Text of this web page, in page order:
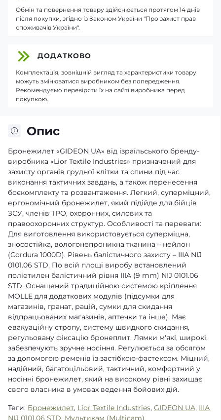
Опис
Бронежилет «GIDEON UA» від ізраїльського бренду-
виробника «Lior Textile Industries» призначений для
захисту органів грудної клітки та спини під час
виконання тактичних завдань, а також перенесення
боєкомплекту та розвантаження. Легкий, суперміцний,
ергономічний бронежилет, який підійде для бійців
ЗСУ, членів ТРО, охоронних, силових та
правоохоронних структур. Особливості та переваги:
Для виготовлення використовується суперміцна,
зносостійка, вологонепроникна тканина – нейлон
(Cordura 1000D). Рівень балістичного захисту – ІІІА NIJ
0101.06 STD. По всій площі виробу встановлений
поліетилен балістичний рівня IIIA (9 mm) NIJ 0101.06
STD. Оснащений традиційною системою кріплення
MOLLE для додаткових модулів (підсумки для
магазинів, гранат, рацій, сумки для скидання
відпрацьованих магазинів, аптечки та інше). Має
евакуаційну стропу, систему швидкого скидання,
регульовану фіксацію бронеплит. Лямки м'які, широкі,
забезпечують зручне носіння. Регулюється за обсягом
за допомогою ременів із застібкою-фастексом. Міцний,
надійний, багатоцільовий, тактичний, комфортний у
носінні бронежилет, який на високому рівні захищає
свого власника в умовах ведення бойових дій.
Теги: Бронежилет, Lior Textile Industries, GIDEON UA, ІІІА
NIJ 0101.06 STD, Мультикам (Multicam)
Обмін та повернення товару здійснюється протягом 14 днів
після покупки, згідно із Законом України "Про захист прав
споживачів України".
ДОДАТКОВО
Комплектація, зовнішній вигляд та характеристики товару
можуть змінюватися виробником без попередження.
Рекомендуємо перевіряти їх на сайті виробника перед
покупкою.